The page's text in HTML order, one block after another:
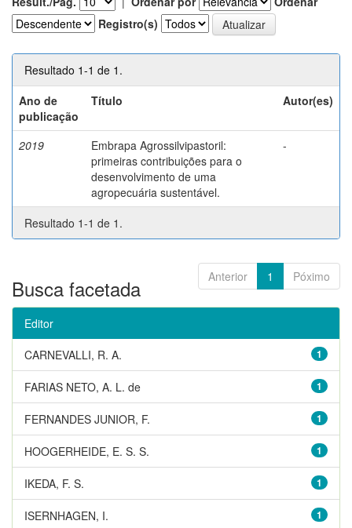
Registro(s)
Resultado 1-1 de 1.
Ano de
publicação
Título Autor(es)
2019
Embrapa Agrossilvipastoril:
primeiras contribuições para o
desenvolvimento de uma
agropecuária sustentável.
-
Resultado 1-1 de 1.
Anterior 1 Póximo
Busca facetada
Editor
1
CARNEVALLI, R. A.
1
FARIAS NETO, A. L. de
1
FERNANDES JUNIOR, F.
1
HOOGERHEIDE, E. S. S.
1
IKEDA, F. S.
1
ISERNHAGEN, I.